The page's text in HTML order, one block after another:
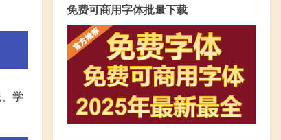
学
免费可商用字体批量下载